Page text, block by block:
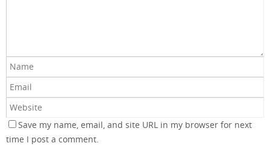
Save my name, email, and site URL in my browser for next
time I post a comment.